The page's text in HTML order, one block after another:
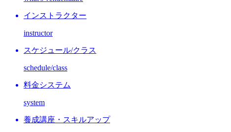
インストラクター
instructor
スケジュール/クラス
schedule/class
料金システム
system
養成講座・スキルアップ